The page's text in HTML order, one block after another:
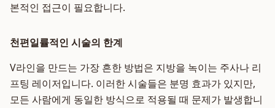
본적인 접근이 필요합니다.
천편일률적인 시술의 한계
V라인을 만드는 가장 흔한 방법은 지방을 녹이는 주사나 리
프팅 레이저입니다. 이러한 시술들은 분명 효과가 있지만,
모든 사람에게 동일한 방식으로 적용될 때 문제가 발생합니